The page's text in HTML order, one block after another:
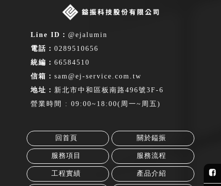
@ejalumin
0289510656
66584510
sam@ej-service.com.tw
新北市中和區板南路496號3F-6
營業時間 : 09:00~18:00(周一~周五)
回首頁 關於鎰振
服務項目 服務流程
工程實績 產品介紹